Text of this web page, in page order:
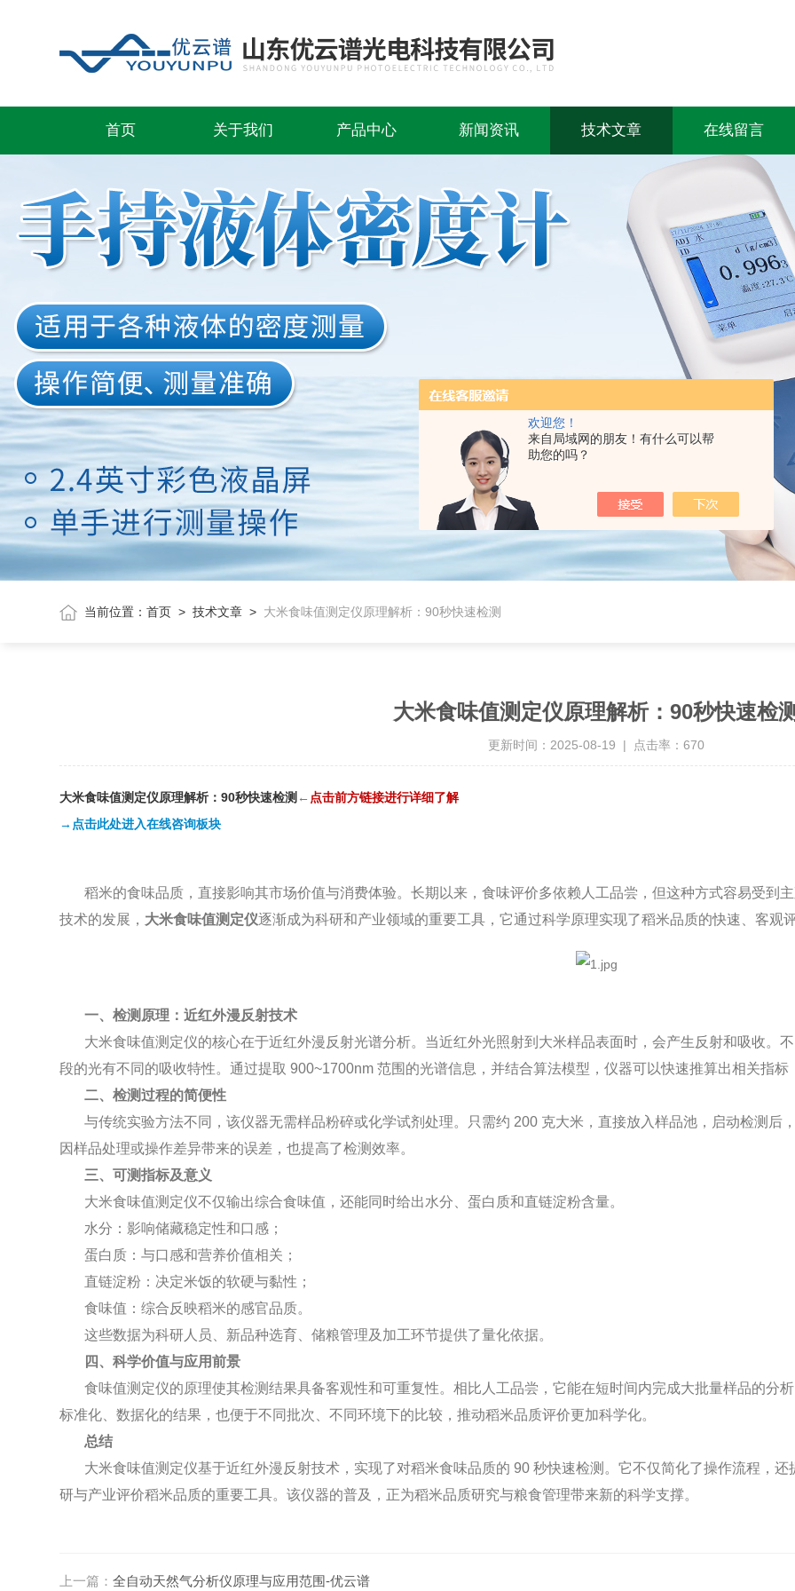
欢迎您！
来自局域网的朋友！有什么可以帮
助您的吗？
首页 关于我们 产品中心 新闻资讯 技术文章 在线留言
当前位置：首页 >技术文章 > 大米食味值测定仪原理解析：90秒快速检测
大米食味值测定仪原理解析：90秒快速检
更新时间：2025-08-19 | 点击率：670
大米食味值测定仪原理解析：90秒快速检测 ← 点击前方链接进行详细了解
→点击此处进入在线咨询板块
稻米的食味品质，直接影响其市场价值与消费体验。长期以来，食味评价多依赖人工品尝，但这种方式容易受到
技术的发展， 大米食味值测定仪逐渐成为科研和产业领域的重要工具，它通过科学原理实现了稻米品质的快速、客观
一、检测原理：近红外漫反射技术
大米食味值测定仪的核心在于近红外漫反射光谱分析。当近红外光照射到大米样品表面时，会产生反射和吸收。
段的光有不同的吸收特性。通过提取 900~1700nm 范围的光谱信息，并结合算法模型，仪器可以快速推算出相关指标
二、检测过程的简便性
与传统实验方法不同，该仪器无需样品粉碎或化学试剂处理。只需约 200 克大米，直接放入样品池，启动检测后
因样品处理或操作差异带来的误差，也提高了检测效率。
三、可测指标及意义
大米食味值测定仪不仅输出综合食味值，还能同时给出水分、蛋白质和直链淀粉含量。
水分：影响储藏稳定性和口感；
蛋白质：与口感和营养价值相关；
直链淀粉：决定米饭的软硬与黏性；
食味值：综合反映稻米的感官品质。
这些数据为科研人员、新品种选育、储粮管理及加工环节提供了量化依据。
四、科学价值与应用前景
食味值测定仪的原理使其检测结果具备客观性和可重复性。相比人工品尝，它能在短时间内完成大批量样品的分
标准化、数据化的结果，也便于不同批次、不同环境下的比较，推动稻米品质评价更加科学化。
总结
大米食味值测定仪基于近红外漫反射技术，实现了对稻米食味品质的 90 秒快速检测。它不仅简化了操作流程，
研与产业评价稻米品质的重要工具。该仪器的普及，正为稻米品质研究与粮食管理带来新的科学支撑。
上一篇：全自动天然气分析仪原理与应用范围-优云谱